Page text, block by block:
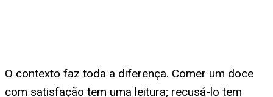
O contexto faz toda a diferença. Comer um doce
com satisfação tem uma leitura; recusá-lo tem